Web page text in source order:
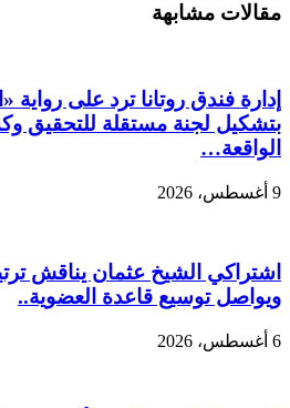
مقالات مشابهة
إدارة فندق روتانا ترد على رواية
بتشكيل لجنة مستقلة للتحقيق
الواقعة…
9 أغسطس، 2026
اشتراكي الشيخ عثمان يناقش
ويواصل توسيع قاعدة العضوية..
6 أغسطس، 2026